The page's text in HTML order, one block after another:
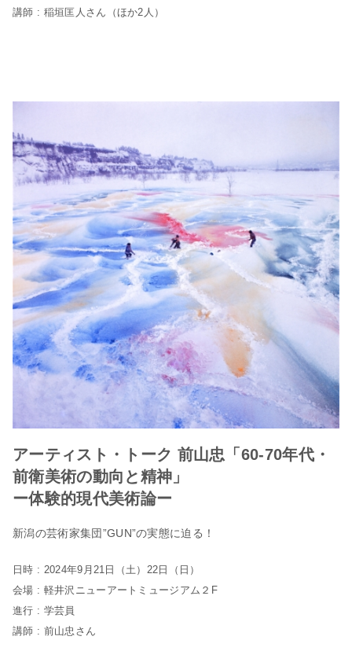
講師 : 稲垣匡人さん（ほか2人）
アーティスト・トーク 前山忠「60-70年代・
前衛美術の動向と精神」
ー体験的現代美術論ー
新潟の芸術家集団”GUN”の実態に迫る！
日時 : 2024年9月21日（土）22日（日）
会場 : 軽井沢ニューアートミュージアム２F
進行 : 学芸員
講師 : 前山忠さん